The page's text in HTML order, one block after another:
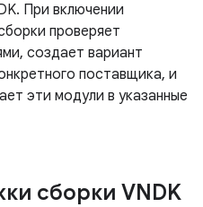
При включении
проверяет
создает вариант
поставщика, и
эти модули в указанные
сборки VNDK